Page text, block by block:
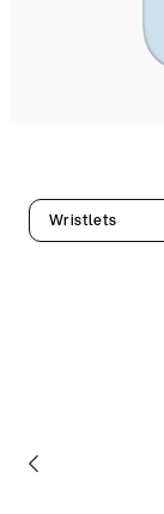
Wristlets